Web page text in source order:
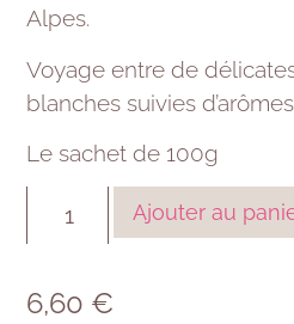
Alpes.
Voyage entre de
blanches suivies
Le sachet de 100g
Ajouter au
6,60 €